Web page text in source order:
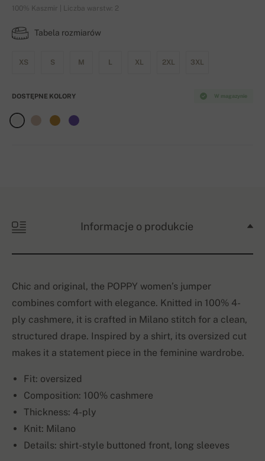
100% Kaszmir | Liczba warstw: 2
Tabela rozmiarów
XS S M L XL 2XL 3XL
W magazynie
DOSTĘPNE KOLORY
Informacje o produkcie
Chic and original, the POPPY women’s jumper
combines comfort with elegance. Knitted in 100% 4-
ply cashmere, it is crafted in Milano stitch for a clean,
structured drape. Inspired by a shirt, its oversized cut
makes it a statement piece in the feminine wardrobe.
Fit: oversized
Composition: 100% cashmere
Thickness: 4-ply
Knit: Milano
Details: shirt-style buttoned front, long sleeves